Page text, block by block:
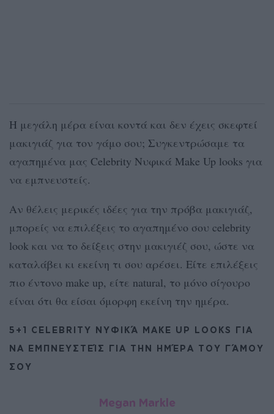
Η μεγάλη μέρα είναι κοντά και δεν έχεις σκεφτεί
μακιγιάζ για τον γάμο σου; Συγκεντρώσαμε τα
αγαπημένα μας Celebrity Νυφικά Make Up looks για
να εμπνευστείς.
Αν θέλεις μερικές ιδέες για την πρόβα μακιγιάζ,
μπορείς να επιλέξεις το αγαπημένο σου celebrity
look και να το δείξεις στην μακιγιέζ σου, ώστε να
καταλάβει κι εκείνη τι σου αρέσει. Είτε επιλέξεις
πιο έντονο make up, είτε natural, το μόνο σίγουρο
είναι ότι θα είσαι όμορφη εκείνη την ημέρα.
5+1 CELEBRITY ΝΥΦΙΚΆ MAKE UP LOOKS ΓΙΑ
ΝΑ ΕΜΠΝΕΥΣΤΕΊΣ ΓΙΑ ΤΗΝ ΗΜΈΡΑ ΤΟΥ ΓΆΜΟΥ
ΣΟΥ
Megan Markle